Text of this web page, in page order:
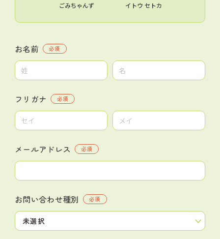
ごみちゃんず イトウ セトカ
お名前 必須
フリガナ 必須
メールアドレス 必須
お問い合わせ種別 必須